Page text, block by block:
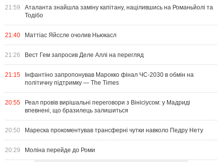
21:59
Аталанта знайшла заміну капітану, націлившись на Романьйолі та
Тодібо
21:40 Маттіас Яйссле очолив Ньюкасл
21:26 Вест Гем запросив Деле Аллі на перегляд
21:15
Інфантіно запропонував Марокко фінал ЧС-2030 в обмін на
політичну підтримку — The Times
20:55
Реал провів вирішальні переговори з Вінісіусом: у Мадриді
впевнені, що бразилець залишиться
20:50 Мареска прокоментував трансферні чутки навколо Педру Нету
20:29 Моліна перейде до Роми